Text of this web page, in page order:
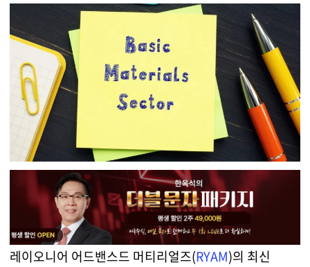
레이오니어 어드밴스드 머티리얼즈(RYAM)의 최신